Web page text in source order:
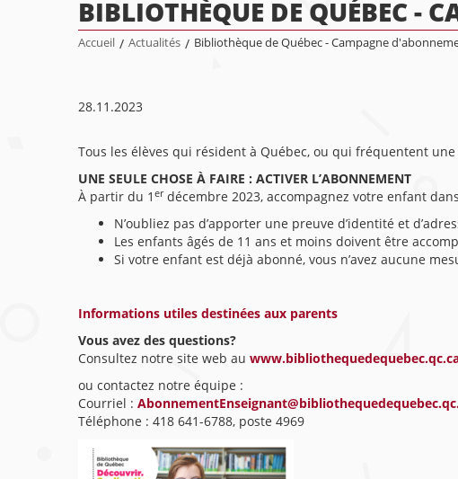
BIBLIOTHÈQUE DE QUÉBEC -
Accueil / Actualités / Bibliothèque de Québec - Campagne
28.11.2023
Tous les élèves qui résident à Québec, ou qui fréquentent
UNE SEULE CHOSE À FAIRE : ACTIVER L’ABONNEMENT
À partir du 1 erdécembre 2023, accompagnez votre enfant
N’oubliez pas d’apporter une preuve d’identité et
Les enfants âgés de 11 ans et moins doivent être
Si votre enfant est déjà abonné, vous n’avez aucune
Informations utiles destinées aux parents
Vous avez des questions?
Consultez notre site web au
ou contactez notre équipe :
Courriel :
Téléphone : 418 641-6788, poste 4969